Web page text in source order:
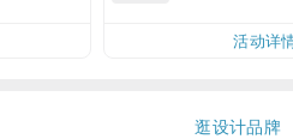
活动详
逛设计品牌